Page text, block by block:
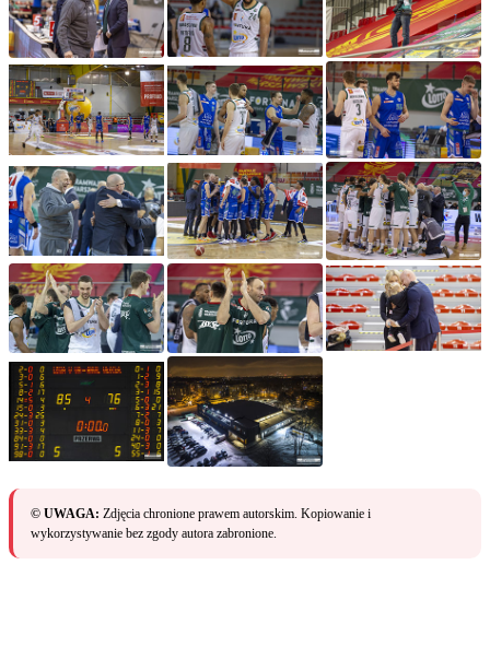
© UWAGA: Zdjęcia chronione prawem autorskim. Kopiowanie i
wykorzystywanie bez zgody autora zabronione.